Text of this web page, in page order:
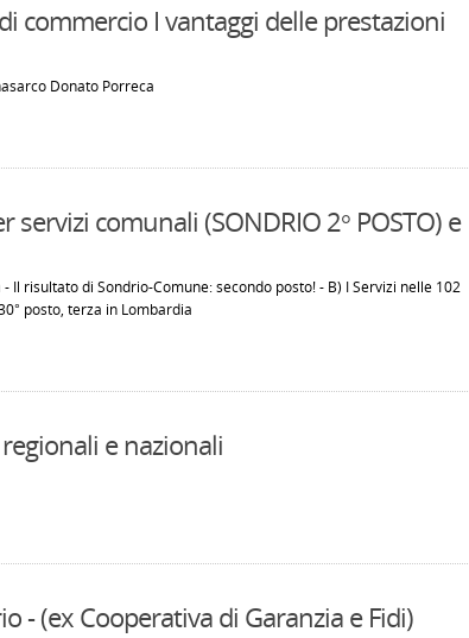
commercio I vantaggi delle prestazioni
Donato Porreca
comunali (SONDRIO 2° POSTO) e
Il risultato di Sondrio-Comune: secondo posto! - B) I Servizi nelle 102
posto, terza in Lombardia
e nazionali
- (ex Cooperativa di Garanzia e Fidi)